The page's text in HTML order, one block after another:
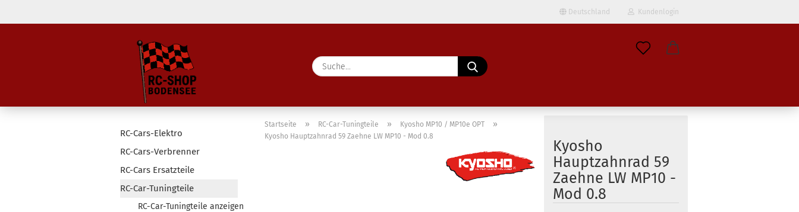
Deutschland Kundenlogin
Passwort
Konto erstellen
Passwort vergessen?
Suche...
Startseite » RC-Car-Tuningteile » Kyosho MP10 / MP10e OPT »
Kyosho Hauptzahnrad 59 Zaehne LW MP10 - Mod 0.8
Kyosho
Hauptzahnrad 59
Zaehne LW MP10 -
Mod 0.8
RC-Cars-Elektro
RC-Cars-Verbrenner
RC-Cars Ersatzteile
RC-Car-Tuningteile
RC-Car-Tuningteile anzeigen